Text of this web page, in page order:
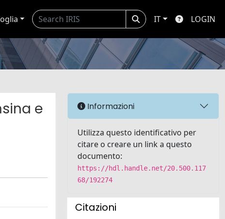
IT LOGIN
e
Informazioni
Utilizza questo identificativo per
citare o creare un link a questo
documento:
https://hdl.handle.net/20.500.117
68/192274
Citazioni